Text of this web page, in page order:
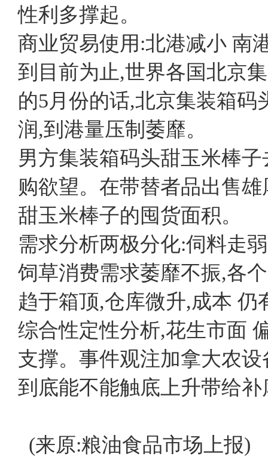
性利多撑起。
商业贸易使用:北港减小 南
到目前为止,世界各国北京
的5月份的话,北京集装箱
润,到港量压制萎靡。
男方集装箱码头甜玉米棒
购欲望。在带替者品出售
甜玉米棒子的囤货面积。
需求分析两极分化:伺料走
饲草消费需求萎靡不振,各
趋于箱顶,仓库微升,成本 仍
综合性定性分析,花生市面
支撑。事件观注加拿大农
到底能不能触底上升带给
(来原:粮油食品市场上报)